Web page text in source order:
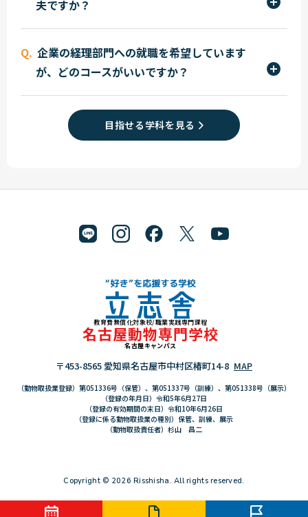
ムがあります。３年コースは受験機会が２回あり、
確実な合格をめざせます。また２年コースでも短期
合格にチャレンジできます。
夫ですか？
して下さい。毎年、簿記をはじめて勉強する人も
たくさん入学しています。
企業の経理部門への就職を希望しています
が、どのコースがいいですか？
記検定および全経簿記検定の取得をめざし、経
理・財務スタッフとして必要なパソコンリテラシ
目指せる学科を見る
"好き"を応援する学校 立志舎
教育費無償化対象校/職業実践専門課程
名古屋動物専門学校
名古屋キャンパス
〒453-8565 愛知県名古屋市中村区椿町14-8 MAP
（動物取扱業登録）第051336号（保管）、第051337号（訓練）、第051338号（展示）
（登録の年月日）令和5年6月27日
（登録の有効期間の末日）令和10年6月26日
（登録に係る動物取扱業の種別）保管、訓練、展示
（動物取扱責任者）杉山 昌二
Copyright © 2026 Risshisha. All rights reserved.